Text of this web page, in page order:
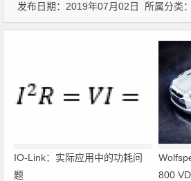
发布日期：2019年07月02日 所属分类
IO-Link：实际应用中的功耗问
题
800